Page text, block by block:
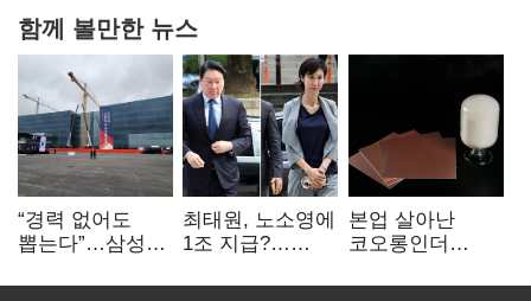
함께 볼만한 뉴스
“경력 없어도
뽑는다”…삼성
반도체 인재
최태원, 노소영에
1조 지급?…
본업 살아난
코오롱인더
배터리 소재로